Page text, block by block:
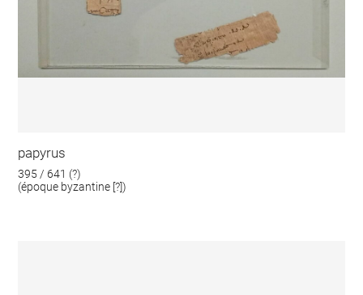
papyrus
395 / 641 (?)
(époque byzantine [?])